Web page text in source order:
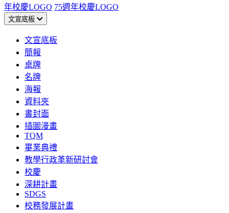
年校慶LOGO 75週年校慶LOGO
文宣底板
文宣底板
簡報
桌牌
名牌
海報
資料夾
書封面
插圖漫畫
TQM
畢業典禮
教學行政革新研討會
校慶
深耕計畫
SDGS
校務發展計畫